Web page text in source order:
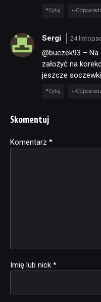
Cytuj
Sergi 24
@buczek93 – Na
założyć na
jeszcze
Cytuj
Skomentuj
Komentarz *
Imię lub nick *
Alternative: